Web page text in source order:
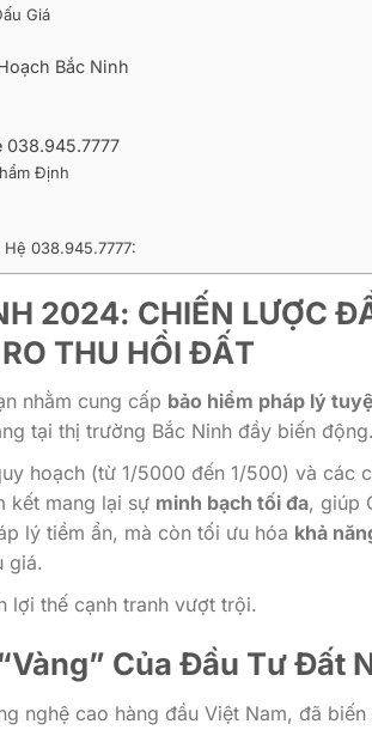
Giá
Bắc Ninh
038.945.7777
Định
038.945.7777:
2024: CHIẾN LƯỢC
THU HỒI ĐẤT
nhằm cung cấp bảo hiểm pháp lý
tại thị trường Bắc Ninh đầy biến động.
hoạch (từ 1/5000 đến 1/500) và các
kết mang lại sự minh bạch tối đa, giúp
lý tiềm ẩn, mà còn tối ưu hóa khả
giá.
lợi thế cạnh tranh vượt trội.
Của Đầu Tư Đất
nghệ cao hàng đầu Việt Nam, đã